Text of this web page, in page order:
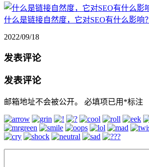
什么是链接自然度，它对SEO有什么影响？
2022/09/18
发表评论
发表评论
邮箱地址不会被公开。 必填项已用 *标注